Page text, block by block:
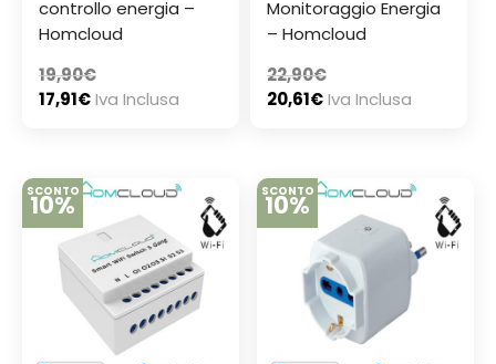
controllo energia –
Homcloud
19,90€
17,91€Iva Inclusa
Monitoraggio Energia
– Homcloud
22,90€
20,61€Iva Inclusa
SCONTO
10% SCONTO
10%